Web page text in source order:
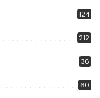
124
212
36
60